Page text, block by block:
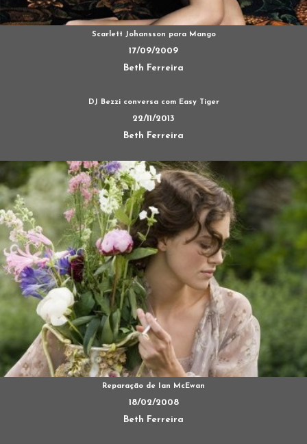
Scarlett Johansson para Mango
17/09/2009
Beth Ferreira
DJ Bezzi conversa com Easy Tiger
22/11/2013
Beth Ferreira
Reparação de Ian McEwan
18/02/2008
Beth Ferreira